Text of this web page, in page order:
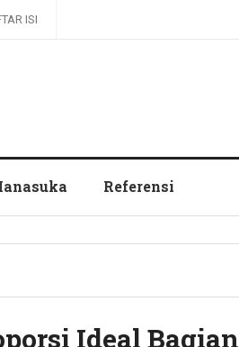
ISI
Referensi
Ideal Bagian